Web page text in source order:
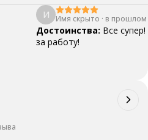
И Имя скрыто · в прошлом
Достоинства: Все
за работу!